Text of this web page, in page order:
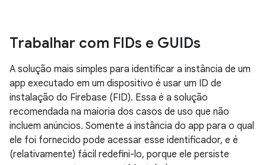
Trabalhar com FIDs e GUIDs
A solução mais simples para identificar a instância de um
app executado em um dispositivo é usar um ID de
instalação do Firebase (FID). Essa é a solução
recomendada na maioria dos casos de uso que não
incluem anúncios. Somente a instância do app para o qual
ele foi fornecido pode acessar esse identificador, e é
(relativamente) fácil redefini-lo, porque ele persiste